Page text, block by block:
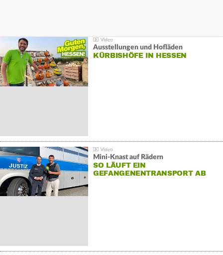
Ausstellungen und Hofläden
KÜRBISHÖFE IN HESSEN
Mini-Knast auf Rädern
SO LÄUFT EIN
GEFANGENENTRANSPORT AB